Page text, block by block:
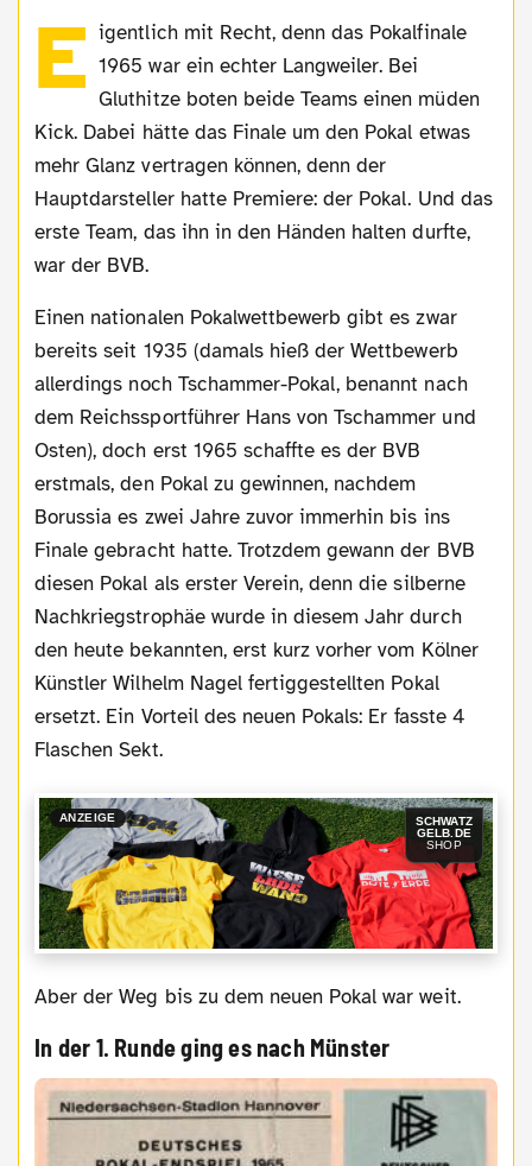
E igentlich mit Recht, denn das Pokalfinale
1965 war ein echter Langweiler. Bei
Gluthitze boten beide Teams einen müden
Kick. Dabei hätte das Finale um den Pokal etwas
mehr Glanz vertragen können, denn der
Hauptdarsteller hatte Premiere: der Pokal. Und das
erste Team, das ihn in den Händen halten durfte,
war der BVB.
Einen nationalen Pokalwettbewerb gibt es zwar
bereits seit 1935 (damals hieß der Wettbewerb
allerdings noch Tschammer-Pokal, benannt nach
dem Reichssportführer Hans von Tschammer und
Osten), doch erst 1965 schaffte es der BVB
erstmals, den Pokal zu gewinnen, nachdem
Borussia es zwei Jahre zuvor immerhin bis ins
Finale gebracht hatte. Trotzdem gewann der BVB
diesen Pokal als erster Verein, denn die silberne
Nachkriegstrophäe wurde in diesem Jahr durch
den heute bekannten, erst kurz vorher vom Kölner
Künstler Wilhelm Nagel fertiggestellten Pokal
ersetzt. Ein Vorteil des neuen Pokals: Er fasste 4
Flaschen Sekt.
ANZEIGE
SCHWATZ
GELB.DE
SHOP
Aber der Weg bis zu dem neuen Pokal war weit.
In der 1. Runde ging es nach Münster